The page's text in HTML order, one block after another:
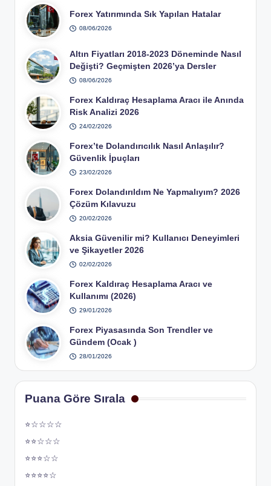
Forex Yatırımında Sık Yapılan Hatalar
08/06/2026
Altın Fiyatları 2018-2023 Döneminde Nasıl
Değişti? Geçmişten 2026’ya Dersler
08/06/2026
Forex Kaldıraç Hesaplama Aracı ile Anında
Risk Analizi 2026
24/02/2026
Forex’te Dolandırıcılık Nasıl Anlaşılır?
Güvenlik İpuçları
23/02/2026
Forex Dolandırıldım Ne Yapmalıyım? 2026
Çözüm Kılavuzu
20/02/2026
Aksia Güvenilir mi? Kullanıcı Deneyimleri
ve Şikayetler 2026
02/02/2026
Forex Kaldıraç Hesaplama Aracı ve
Kullanımı (2026)
29/01/2026
Forex Piyasasında Son Trendler ve
Gündem (Ocak )
28/01/2026
Puana Göre Sırala
⭐☆☆☆☆
⭐⭐☆☆☆
⭐⭐⭐☆☆
⭐⭐⭐⭐☆